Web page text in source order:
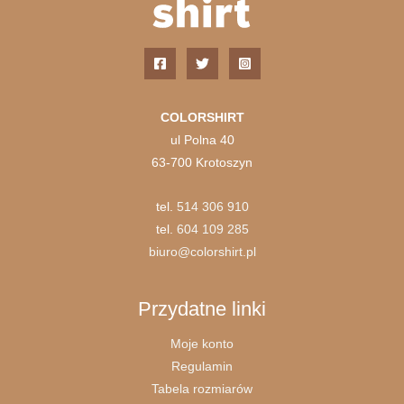
COLORSHIRT
ul Polna 40
63-700 Krotoszyn
tel. 514 306 910
tel. 604 109 285
biuro@colorshirt.pl
Przydatne linki
Moje konto
Regulamin
Tabela rozmiarów